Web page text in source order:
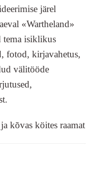
järel
«Wartheland»
tema isiklikus
fotod, kirjavahetus,
välitööde
kõvas köites raamat